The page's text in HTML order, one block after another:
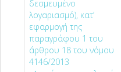
δεσµευµένο
λογαριασµό), κατ’
εφαρµογή της
παραγράφου 1 του
άρθρου 18 του νόµου
4146/2013